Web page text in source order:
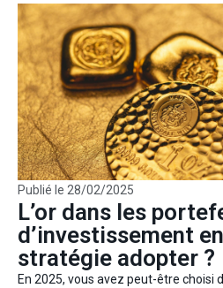
Publié le 28/02/2025
L’or dans les
d’investissement
stratégie adopter ?
En 2025, vous avez peut-être choisi